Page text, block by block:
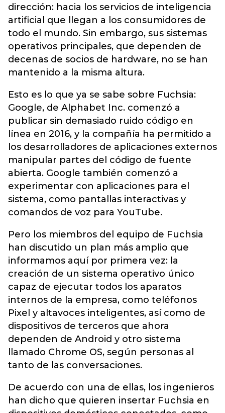
dirección: hacia los servicios de inteligencia
artificial que llegan a los consumidores de
todo el mundo. Sin embargo, sus sistemas
operativos principales, que dependen de
decenas de socios de hardware, no se han
mantenido a la misma altura.
Esto es lo que ya se sabe sobre Fuchsia:
Google, de Alphabet Inc. comenzó a
publicar sin demasiado ruido código en
línea en 2016, y la compañía ha permitido a
los desarrolladores de aplicaciones externos
manipular partes del código de fuente
abierta. Google también comenzó a
experimentar con aplicaciones para el
sistema, como pantallas interactivas y
comandos de voz para YouTube.
Pero los miembros del equipo de Fuchsia
han discutido un plan más amplio que
informamos aquí por primera vez: la
creación de un sistema operativo único
capaz de ejecutar todos los aparatos
internos de la empresa, como teléfonos
Pixel y altavoces inteligentes, así como de
dispositivos de terceros que ahora
dependen de Android y otro sistema
llamado Chrome OS, según personas al
tanto de las conversaciones.
De acuerdo con una de ellas, los ingenieros
han dicho que quieren insertar Fuchsia en